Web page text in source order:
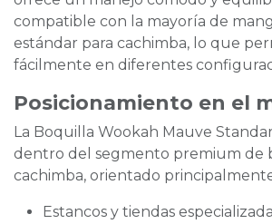
compatible con la mayoría de
estándar para cachimba, lo que
fácilmente en diferentes
Posicionamiento en el
La Boquilla Wookah Mauve
dentro del segmento premium de
cachimba, orientado
Estancos y tiendas